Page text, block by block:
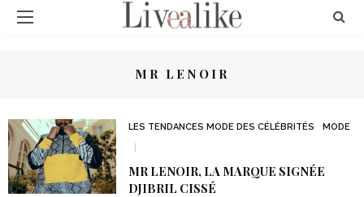
MR LENOIR
LES TENDANCES MODE DES CÉLÉBRITÉS MODE
MR LENOIR, LA MARQUE SIGNÉE
DJIBRIL CISSÉ